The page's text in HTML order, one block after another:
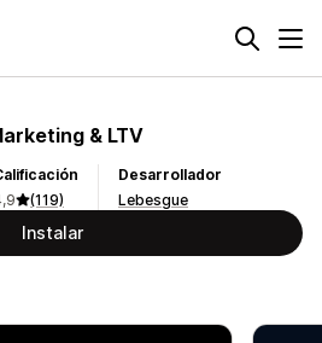
& LTV
(119)
Desarrollador
Lebesgue
Instalar